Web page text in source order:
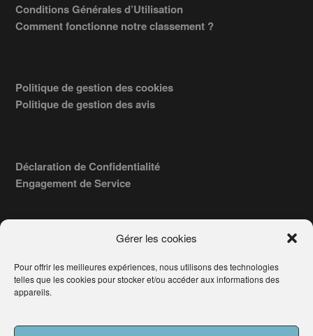
Gérer les cookies
Pour offrir les meilleures expériences, nous utilisons des technologies
telles que les cookies pour stocker et/ou accéder aux informations des
appareils.
Conditions Générales d’Utilisation
Comment fonctionne notre classement ?
Politique de gestion des cookies
Politique de gestion des avis
Déclaration de Confidentialité
Engagement de Service
COPYRIGHT © 2026 · TROUVERVOTREAVOCAT.COM, ÉDITÉ PAR
LA SOCIÉTÉAWATECH- 91, RUE DU FAUBOURG ST HONORÉ